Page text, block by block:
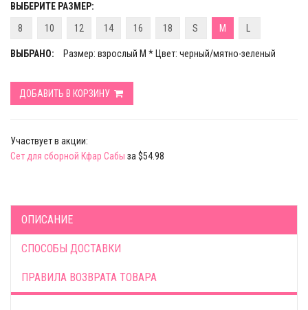
ВЫБЕРИТЕ РАЗМЕР:
8
10 12 14 16 18 S M
ВЫБРАНО: Размер: взрослый M * Цвет: черный/мятно-зеленый
ДОБАВИТЬ В КОРЗИНУ
Участвует в акции:
Сет для сборной Кфар Сабы за $54.98
ОПИСАНИЕ
СПОСОБЫ ДОСТАВКИ
ПРАВИЛА ВОЗВРАТА ТОВАРА